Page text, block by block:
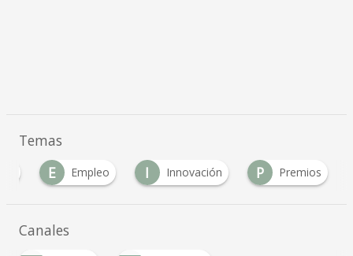
Temas
E Empleo I Innovación P Premios
Canales